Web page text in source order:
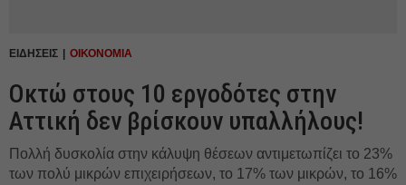
ΕΙΔΗΣΕΙΣ ΟΙΚΟΝΟΜΙΑ
Οκτώ στους 10 εργοδότες στην
Αττική δεν βρίσκουν υπαλλήλους!
Πολλή δυσκολία στην κάλυψη θέσεων αντιμετωπίζει το 23%
των πολύ μικρών επιχειρήσεων, το 17% των μικρών, το 16%